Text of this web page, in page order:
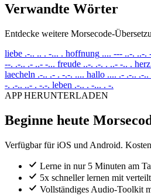
Verwandte Wörter
Entdecke weitere Morsecode-
liebe .-.. .. . -... . hoffnung .... --- ..-. ..-.
--. .-.. .- ..- -... freude ..-. .-. . ..- -.. . herz
laecheln .-.. .- . -.-. .... hallo .... .- .-.. .-..
-. .-.. ..- . -.-. leben .-.. . -... . -.
APP HERUNTERLADEN
Beginne heute
Verfügbar für iOS und Android.
Lerne in nur 5 Minuten am
5x schneller lernen mit
Vollständiges Audio-Toolkit